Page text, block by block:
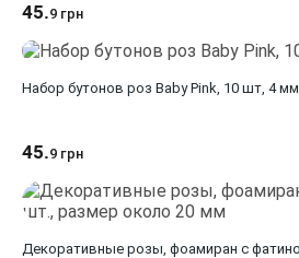
45.9 грн
Набор бутонов роз Baby Pink, 10 шт, 4 мм
45.9 грн
Декоративные розы, фоамиран с